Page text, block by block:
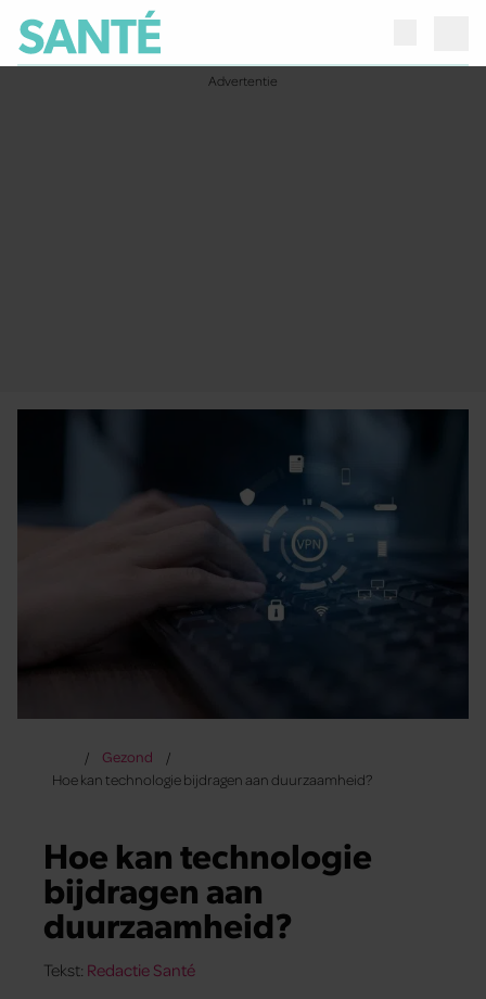
Gezond
Hoe kan technologie bijdragen aan duurzaamheid?
Hoe kan technologie
bijdragen aan
duurzaamheid?
Tekst: Redactie Santé